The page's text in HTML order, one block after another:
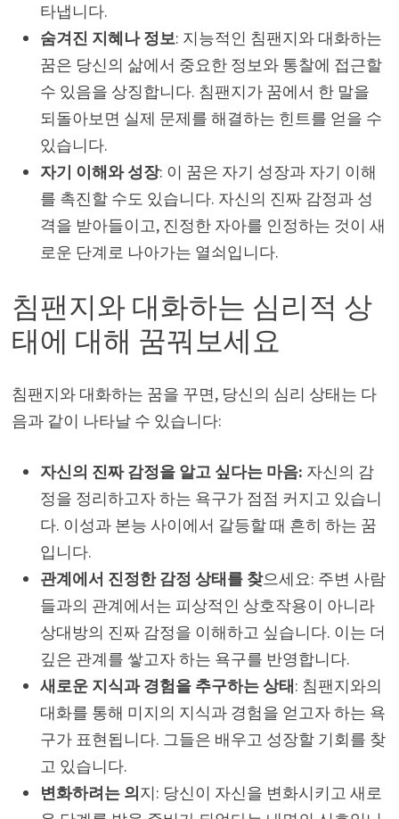
타냅니다.
숨겨진 지혜나 정보: 지능적인 침팬지와 대화하는
꿈은 당신의 삶에서 중요한 정보와 통찰에 접근할
수 있음을 상징합니다. 침팬지가 꿈에서 한 말을
되돌아보면 실제 문제를 해결하는 힌트를 얻을 수
있습니다.
자기 이해와 성장: 이 꿈은 자기 성장과 자기 이해
를 촉진할 수도 있습니다. 자신의 진짜 감정과 성
격을 받아들이고, 진정한 자아를 인정하는 것이 새
로운 단계로 나아가는 열쇠입니다.
침팬지와 대화하는 심리적 상
태에 대해 꿈꿔보세요
침팬지와 대화하는 꿈을 꾸면, 당신의 심리 상태는 다
음과 같이 나타날 수 있습니다:
자신의 진짜 감정을 알고 싶다는 마음: 자신의 감
정을 정리하고자 하는 욕구가 점점 커지고 있습니
다. 이성과 본능 사이에서 갈등할 때 흔히 하는 꿈
입니다.
관계에서 진정한 감정 상태를 찾으세요: 주변 사람
들과의 관계에서는 피상적인 상호작용이 아니라
상대방의 진짜 감정을 이해하고 싶습니다. 이는 더
깊은 관계를 쌓고자 하는 욕구를 반영합니다.
새로운 지식과 경험을 추구하는 상태: 침팬지와의
대화를 통해 미지의 지식과 경험을 얻고자 하는 욕
구가 표현됩니다. 그들은 배우고 성장할 기회를 찾
고 있습니다.
변화하려는 의지: 당신이 자신을 변화시키고 새로